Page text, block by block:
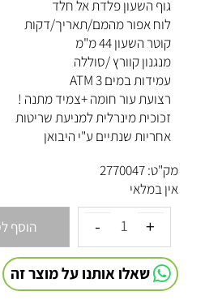
גוף השעון פלדת אל חלד
לוח אפור מהמם/תאריך/דקות
קוטר השעון 44 מ"מ
מנגנון קוורץ /סוללה
עמידות במים 3 ATM
רצועת עור חומה +צמיד מתנה !
זכוכית מינרלית למניעת שריטות
מק"ט:2770047
אין במלאי
הוסף לסל